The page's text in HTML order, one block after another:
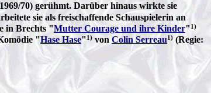
70) gerühmt. Darüber hinaus wirkte sie
sie als freischaffende Schauspielerin an
in Brechts "Mutter Courage und ihre Kinder"1)
"Hase Hase" 1) von Colin Serreau1) (Regie: